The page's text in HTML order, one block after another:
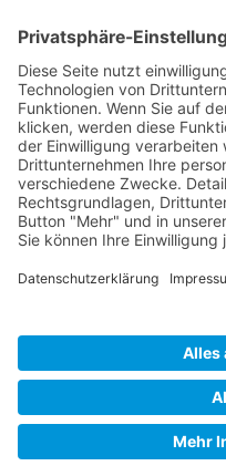
eRKa
Richard Kölbl
Oberölsbacher Str. 2
92348 Berg bei
09189 - 41 49 712
0171 64 78 953‬
 info@erka-
© 2026 eRKa